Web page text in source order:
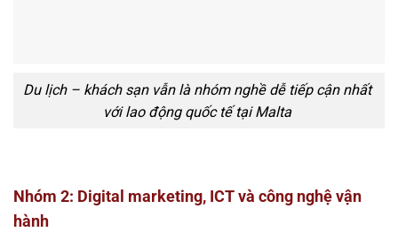
Du lịch – khách sạn vẫn là nhóm nghề dễ tiếp cận nhất
với lao động quốc tế tại Malta
Nhóm 2: Digital marketing, ICT và công nghệ vận
hành